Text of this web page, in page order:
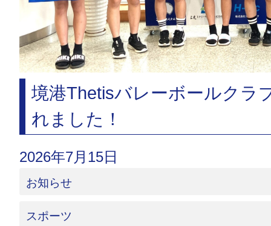
境港Thetisバレーボールクラ
れました！
2026年7月15日
お知らせ
スポーツ